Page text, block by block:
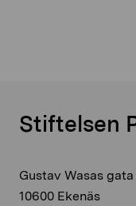
Stiftelsen
Gustav Wasas gata
10600 Ekenäs